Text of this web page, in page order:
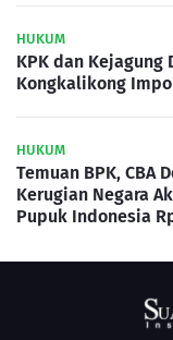
HUKUM
KPK dan
Kongkalikong
HUKUM
Temuan BPK, CBA
Kerugian Negara
Pupuk Indonesia